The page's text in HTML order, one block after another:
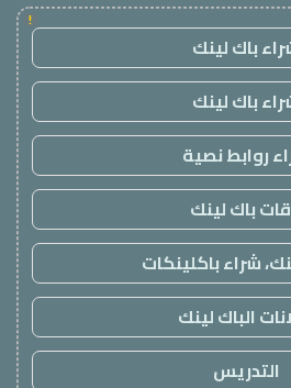
!
باك لينك
باك لينك
روابط نصية
باك لينك
شراء باكلينكات
الباك لينك
التدريس